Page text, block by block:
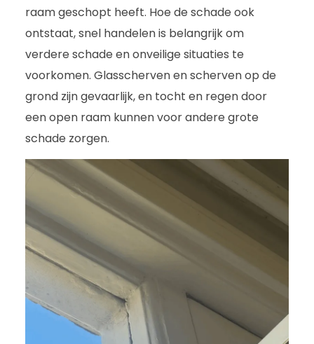
raam geschopt heeft. Hoe de schade ook
ontstaat, snel handelen is belangrijk om
verdere schade en onveilige situaties te
voorkomen. Glasscherven en scherven op de
grond zijn gevaarlijk, en tocht en regen door
een open raam kunnen voor andere grote
schade zorgen.